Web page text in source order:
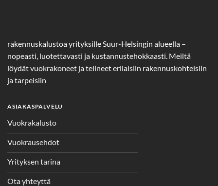
rakennuskalustoa yrityksille Suur-Helsingin alueella –
nopeasti, luotettavasti ja kustannustehokkaasti. Meiltä
löydät vuokrakoneet ja telineet erilaisiin rakennuskohteisiin
ja tarpeisiin
ASIAKASPALVELU
Vuokrakalusto
Vuokrausehdot
Yrityksen tarina
Ota yhteyttä